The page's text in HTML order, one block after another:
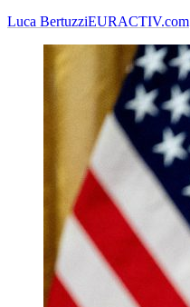
Luca BertuzziEURACTIV.com